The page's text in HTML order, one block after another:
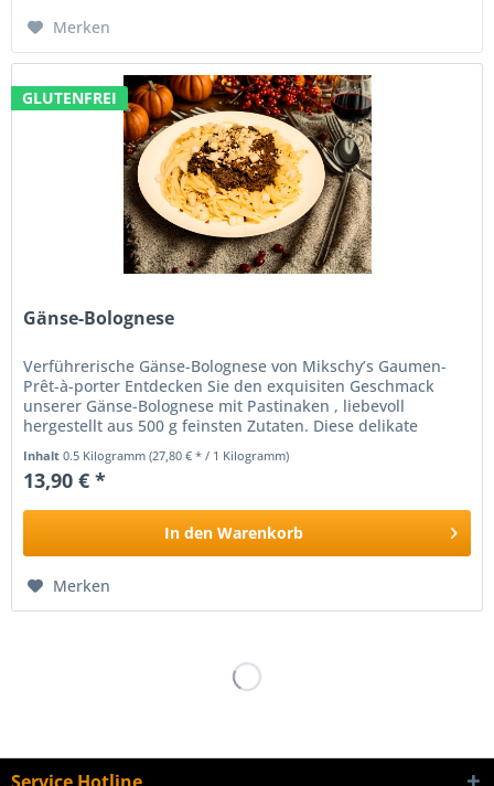
Merken
GLUTENFREI
Gänse-Bolognese
Verführerische Gänse-Bolognese von Mikschy’s Gaumen-
Prêt-à-porter Entdecken Sie den exquisiten Geschmack
unserer Gänse-Bolognese mit Pastinaken , liebevoll
hergestellt aus 500 g feinsten Zutaten. Diese delikate
Kreation ist ein wahres...
Inhalt0.5 Kilogramm(27,80 € * / 1 Kilogramm)
13,90 € *
In den Warenkorb
Merken